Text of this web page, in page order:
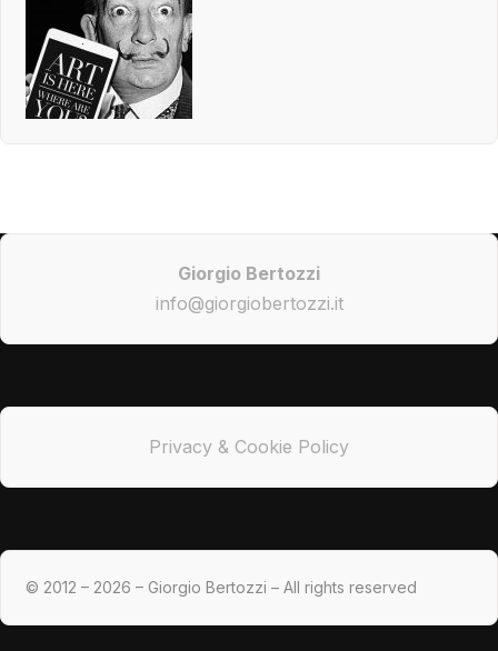
Giorgio Bertozzi
info@giorgiobertozzi.it
Privacy & Cookie Policy
© 2012 – 2026 – Giorgio Bertozzi – All rights reserved